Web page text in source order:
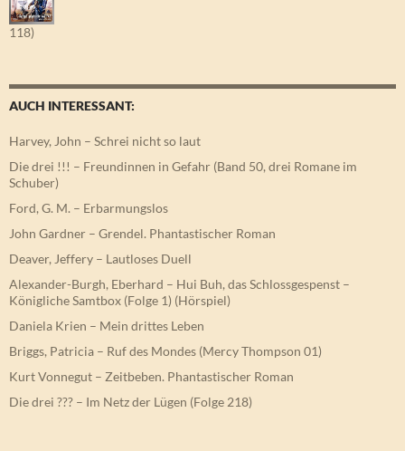
118)
AUCH INTERESSANT:
Harvey, John – Schrei nicht so laut
Die drei !!! – Freundinnen in Gefahr (Band 50, drei Romane im
Schuber)
Ford, G. M. – Erbarmungslos
John Gardner – Grendel. Phantastischer Roman
Deaver, Jeffery – Lautloses Duell
Alexander-Burgh, Eberhard – Hui Buh, das Schlossgespenst –
Königliche Samtbox (Folge 1) (Hörspiel)
Daniela Krien – Mein drittes Leben
Briggs, Patricia – Ruf des Mondes (Mercy Thompson 01)
Kurt Vonnegut – Zeitbeben. Phantastischer Roman
Die drei ??? – Im Netz der Lügen (Folge 218)